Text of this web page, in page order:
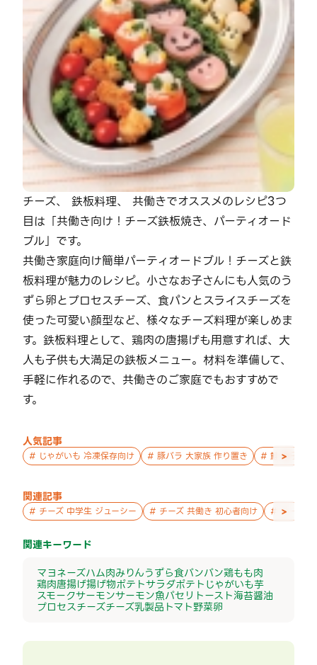
チーズ、 鉄板料理、 共働きでオススメのレシピ3つ
目は「共働き向け！チーズ鉄板焼き、パーティオード
ブル」です。
共働き家庭向け簡単パーティオードブル！チーズと鉄
板料理が魅力のレシピ。小さなお子さんにも人気のう
ずら卵とプロセスチーズ、食パンとスライスチーズを
使った可愛い顔型など、様々なチーズ料理が楽しめま
す。鉄板料理として、鶏肉の唐揚げも用意すれば、大
人も子供も大満足の鉄板メニュー。材料を準備して、
手軽に作れるので、共働きのご家庭でもおすすめで
す。
人気記事
# じゃがいも 冷凍保存向け # 豚バラ 大家族 作り置き # 鮭 親子 作
>
関連記事
# チーズ 中学生 ジューシー # チーズ 共働き 初心者向け # チーズ
>
関連キーワード
マヨネーズハム肉みりんうずら食パンパン鶏もも肉
鶏肉唐揚げ揚げ物ポテトサラダポテトじゃがいも芋
スモークサーモンサーモン魚パセリ トースト海苔醤油
プロセスチーズチーズ乳製品 トマト野菜卵